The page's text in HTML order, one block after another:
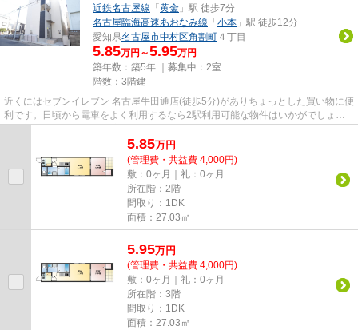
近鉄名古屋線 「 黄金 」駅 徒歩7分
名古屋臨海高速あおなみ線 「 小本 」駅 徒歩12分
愛知県名古屋市中村区角割町 ４丁目
5.85万円～5.95万円
築年数：築5年 ｜募集中： 2室
階数：3階建
近くにはセブンイレブン 名古屋牛田通店(徒歩5分)がありちょっとした買い物に便
利です。日頃から電車をよく利用するなら2駅利用可能な物件はいかがでしょう
5.85万円
(管理費・共益費 4,000円)
敷：0ヶ月｜礼：0ヶ月
所在階：2階
間取り：1DK
面積：27.03㎡
5.95万円
(管理費・共益費 4,000円)
敷：0ヶ月｜礼：0ヶ月
所在階：3階
間取り：1DK
面積：27.03㎡